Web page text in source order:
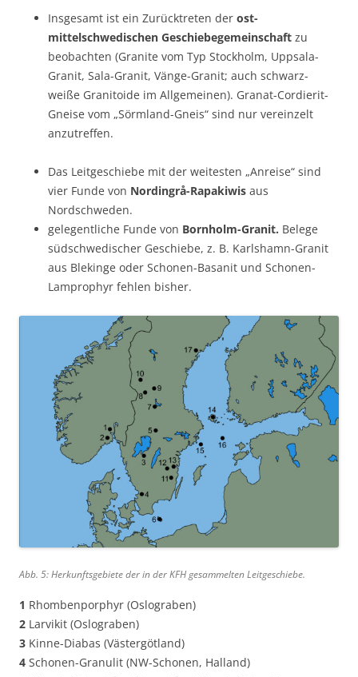
Insgesamt ist ein Zurücktreten der ost-
mittelschwedischen Geschiebegemeinschaft zu
beobachten (Granite vom Typ Stockholm, Uppsala-
Granit, Sala-Granit, Vänge-Granit; auch schwarz-
weiße Granitoide im Allgemeinen). Granat-Cordierit-
Gneise vom „Sörmland-Gneis“ sind nur vereinzelt
anzutreffen.
Das Leitgeschiebe mit der weitesten „Anreise“ sind
vier Funde von Nordingrå-Rapakiwis aus
Nordschweden.
gelegentliche Funde von Bornholm-Granit. Belege
südschwedischer Geschiebe, z. B. Karlshamn-Granit
aus Blekinge oder Schonen-Basanit und Schonen-
Lamprophyr fehlen bisher.
Abb. 5: Herkunftsgebiete der in der KFH gesammelten Leitgeschiebe.
1 Rhombenporphyr (Oslograben)
2 Larvikit (Oslograben)
3 Kinne-Diabas (Västergötland)
4 Schonen-Granulit (NW-Schonen, Halland)